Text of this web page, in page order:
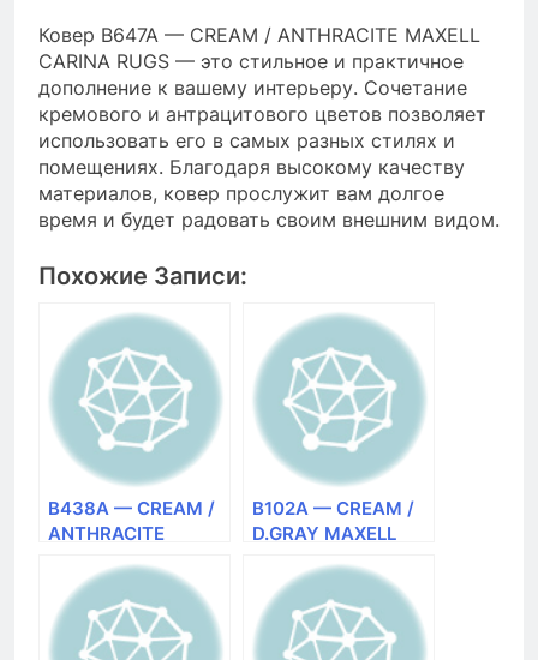
Ковер B647A — CREAM / ANTHRACITE MAXELL
CARINA RUGS — это стильное и практичное
дополнение к вашему интерьеру. Сочетание
кремового и антрацитового цветов позволяет
использовать его в самых разных стилях и
помещениях. Благодаря высокому качеству
материалов, ковер прослужит вам долгое
время и будет радовать своим внешним видом.
Похожие Записи:
B438A — CREAM /
ANTHRACITE
(Турция) ковер
прямоугольный
B102A — CREAM /
D.GRAY MAXELL
(Турция) ковер
прямоугольный